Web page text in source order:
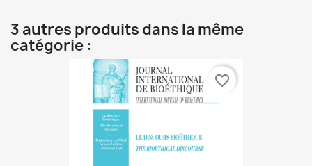
3 autres produits dans la même
catégorie :
favorite_border